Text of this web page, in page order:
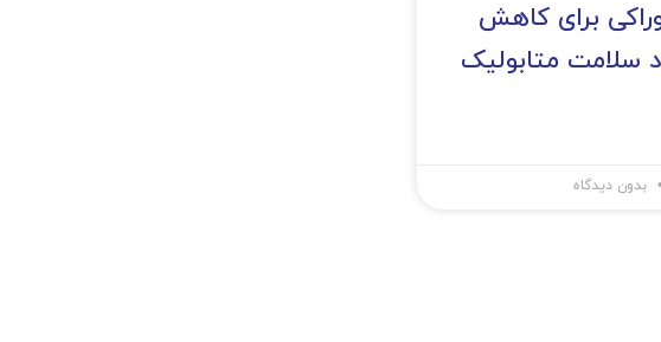
برای کاهش
سلامت متابولیک
بدون دیدگاه